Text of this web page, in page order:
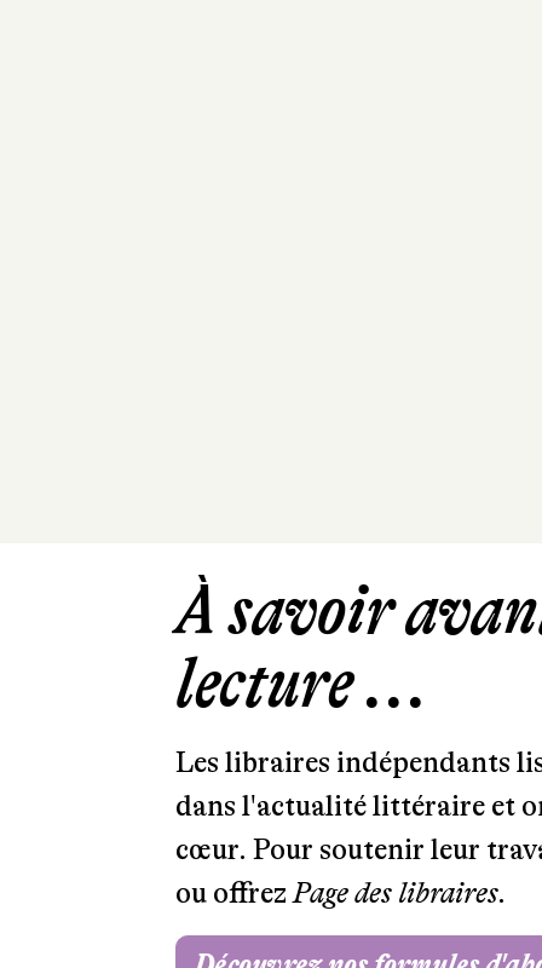
À savoir
lecture ...
Les libraires indépendants
dans l'actualité littéraire et
cœur. Pour soutenir leur
ou offrezPage des libraires.